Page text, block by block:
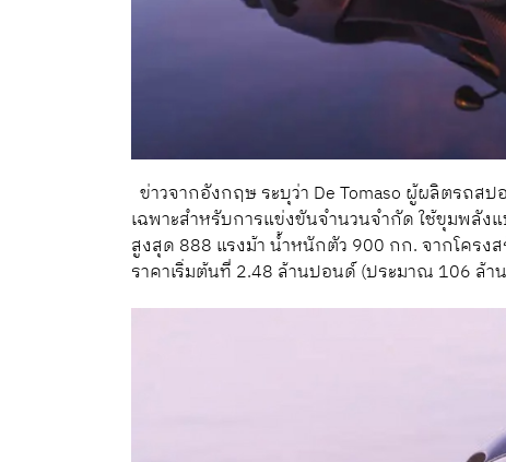
ข่าวจากอังกฤษ ระบุว่า De Tomaso ผู้ผลิตรถส
เฉพาะสำหรับการแข่งขันจำนวนจำกัด ใช้ขุมพลั
สูงสุด 888 แรงม้า น้ำหนักตัว 900 กก. จากโคร
ราคาเริ่มต้นที่ 2.48 ล้านปอนด์ (ประมาณ 106 ล้